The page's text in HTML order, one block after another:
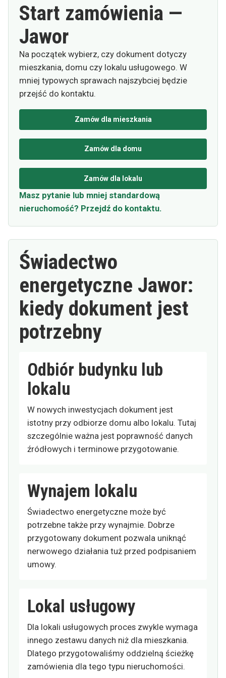
Start zamówienia —
Jawor
Na początek wybierz, czy dokument dotyczy
mieszkania, domu czy lokalu usługowego. W
mniej typowych sprawach najszybciej będzie
przejść do kontaktu.
Zamów dla mieszkania
Zamów dla domu
Zamów dla lokalu
Masz pytanie lub mniej standardową
nieruchomość? Przejdź do kontaktu.
Świadectwo
energetyczne Jawor:
kiedy dokument jest
potrzebny
Odbiór budynku lub
lokalu
W nowych inwestycjach dokument jest
istotny przy odbiorze domu albo lokalu. Tutaj
szczególnie ważna jest poprawność danych
źródłowych i terminowe przygotowanie.
Wynajem lokalu
Świadectwo energetyczne może być
potrzebne także przy wynajmie. Dobrze
przygotowany dokument pozwala uniknąć
nerwowego działania tuż przed podpisaniem
umowy.
Lokal usługowy
Dla lokali usługowych proces zwykle wymaga
innego zestawu danych niż dla mieszkania.
Dlatego przygotowaliśmy oddzielną ścieżkę
zamówienia dla tego typu nieruchomości.